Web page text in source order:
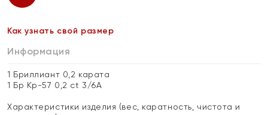
Как узнать свой размер
Информация
1 Бриллиант 0,2 карата
1 Бр Кр-57 0,2 ct 3/6А
Характеристики изделия (вес, каратность, чистота и